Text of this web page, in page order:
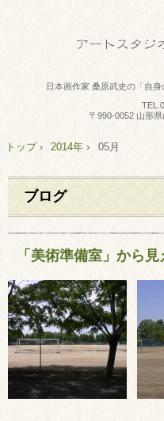
日本画作家 桑原武史の「自
TEL.
〒990-0052 山形
トップ› 2014年 › 05月
ブログ
「美術準備室」から